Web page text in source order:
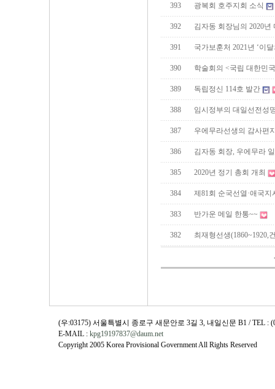
393 광복회 호주지회 소식
392 김자동 회장님의 2020
391 국가보훈처 2021년 ‘이
390 학술회의 <국립 대한민
389 독립정신 114호 발간
388 임시정부의 대일선전성
387 우에무라선생의 감사편
386 김자동 회장, 우에무라
385 2020년 정기 총회 개최
384 제81회 순국선열·애국
383 반가운 메일 한통~~
382 최재형선생(1860~1920,
(우:03175) 서울특별시 종로구 새문안로 3길 3, 내일신문 B1 / TEL :
E-MAIL : kpg19197837@daum.net
Copyright 2005 Korea Provisional Government All Rights Reserved